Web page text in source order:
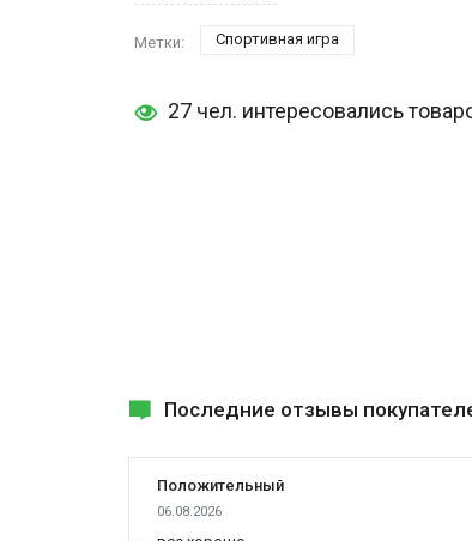
Метки: Спортивная игра
27 чел. интересовались
Последние отзывы
Положительный
06.08.2026